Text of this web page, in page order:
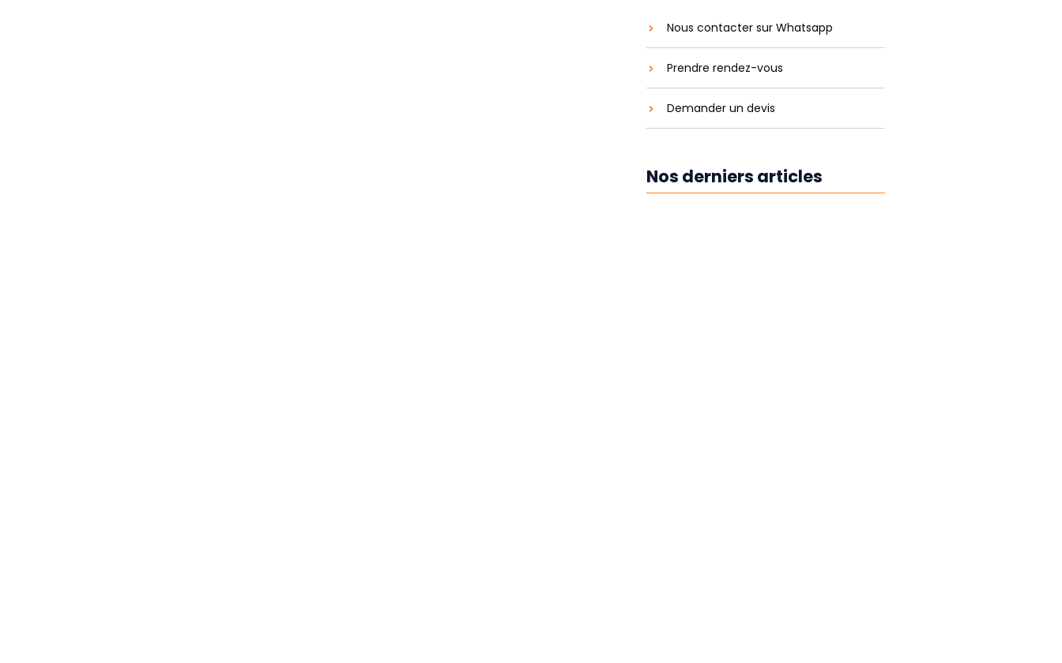
Nous contacter sur Whatsapp
Prendre rendez-vous
Demander un devis
Nos derniers articles